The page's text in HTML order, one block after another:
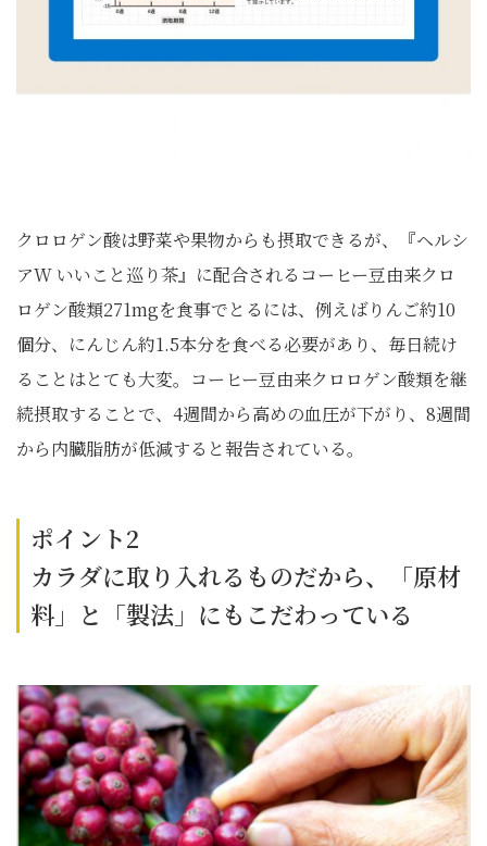
クロロゲン酸は野菜や果物からも摂取できるが、『ヘルシ
アW いいこと巡り茶』に配合されるコーヒー豆由来クロ
ロゲン酸類271mgを食事でとるには、例えばりんご約10
個分、にんじん約1.5本分を食べる必要があり、毎日続け
ることはとても大変。コーヒー豆由来クロロゲン酸類を継
続摂取することで、4週間から高めの血圧が下がり、8週間
から内臓脂肪が低減すると報告されている。
ポイント2
カラダに取り入れるものだから、「原材
料」と「製法」にもこだわっている